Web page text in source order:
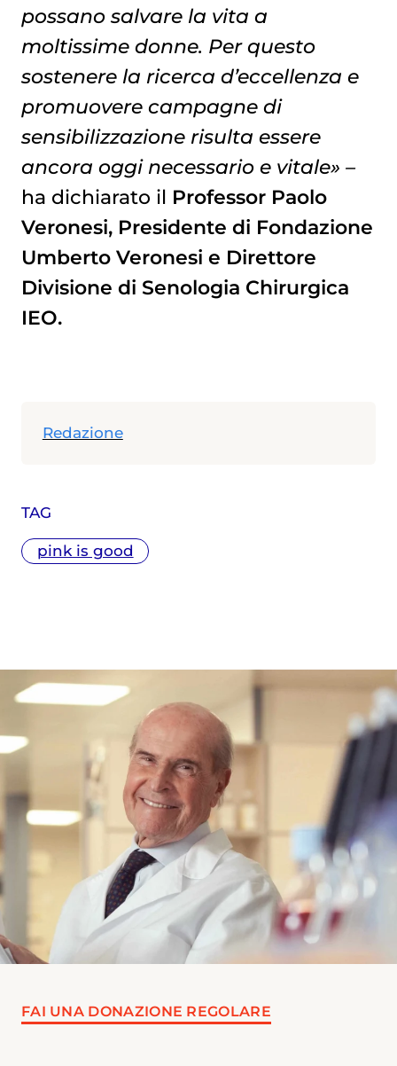
TAG
pink is good
possano salvare la vita a
moltissime donne. Per questo
sostenere la ricerca d’eccellenza e
promuovere campagne di
sensibilizzazione risulta essere
ancora oggi necessario e vitale» –
ha dichiarato il Professor Paolo
Veronesi, Presidente di Fondazione
Umberto Veronesi e Direttore
Divisione di Senologia Chirurgica
IEO.
Redazione
FAI UNA DONAZIONE REGOLARE